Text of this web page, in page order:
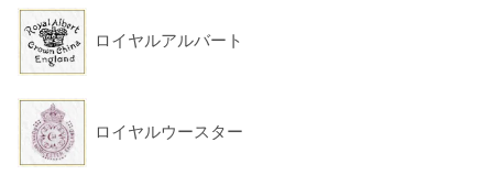
ロイヤルアルバート
ロイヤルウースター